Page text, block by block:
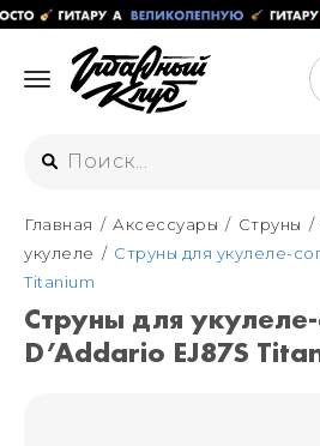
Интернет-магазин
+7 (925) 125-54-44
+7 (925) 176-55-65
ул. Большая
Санкт-Петербург
Главная Аксессуары Струны
укулеле
Струны для укулеле-
Titanium
Струны для
D’Addario EJ87S